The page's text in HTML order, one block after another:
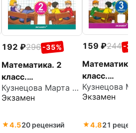
192 296 -35%
Математика. 2
класс.
Тренировочные
задачи. ФГОС
Кузнецова Марта Ивановна
Экзамен
4.520 рецензий
159 244 -
класс.
задачи.
Экзамен
4.821